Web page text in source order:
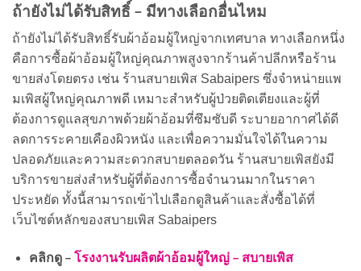
ถ้ายังไม่ได้รับสิทธิ์ – มีทางเลือกอื่นไหม
ถ้ายังไม่ได้รับสิทธิ์รับผ้าอ้อมผู้ใหญ่จากเทศบาล ทางเลือกหนึ่ง
คือการซื้อผ้าอ้อมผู้ใหญ่คุณภาพสูงจากร้านค้าปลีกหรือร้าน
ขายส่งโดยตรง เช่น ร้านสบายเพิส Sabaipers ซึ่งจำหน่ายแพ
มเพิสผู้ใหญ่คุณภาพดี เหมาะสำหรับผู้ป่วยติดเตียงและผู้ที่
ต้องการดูแลสุขภาพด้วยผ้าอ้อมที่ซึมซับดี ระบายอากาศได้ดี
ลดการระคายเคืองผิวหนัง และเพื่อความมั่นใจได้ในความ
ปลอดภัยและความสะดวกสบายตลอดวัน ร้านสบายเพิสยังมี
บริการขายส่งสำหรับผู้ที่ต้องการซื้อจำนวนมากในราคา
ประหยัด ทั้งนี้สามารถเข้าไปเลือกดูสินค้าและสั่งซื้อได้ที่
เว็บไซต์หลักของสบายเพิส Sabaipers
คลิกดู – โรงงานรับผลิตผ้าอ้อมผู้ใหญ่ – สบายเพิส